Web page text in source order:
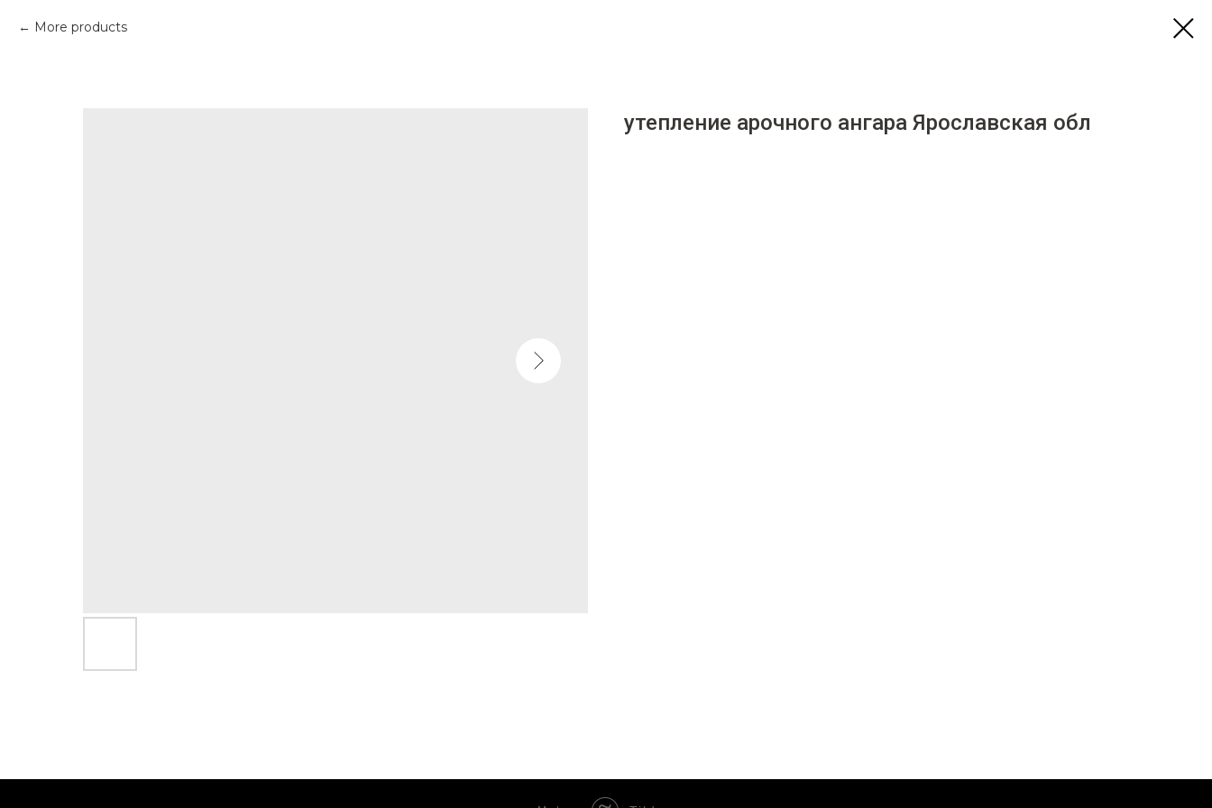
More products
утепление арочного ангара Ярославская обл